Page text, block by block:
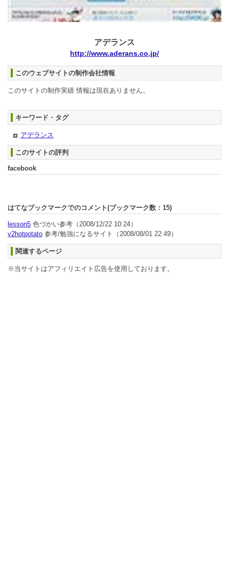
アデランス
http://www.aderans.co.jp/
このウェブサイトの制作会社情報
このサイトの制作実績 情報は現在ありません。
キーワード・タグ
アデランス
このサイトの評判
facebook
はてなブックマークでのコメント(ブックマーク数： 15)
lesson5 色づかい参考 （2008/12/22 10:24）
v2hotpotato 参考/勉強になるサイト （2008/08/01 22:49）
関連するページ
※当サイトはアフィリエイト広告を使用しております。